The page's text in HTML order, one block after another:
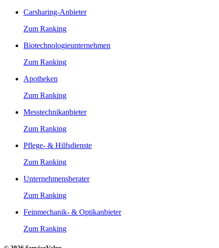
Carsharing-Anbieter
Zum Ranking
Biotechnologieunternehmen
Zum Ranking
Apotheken
Zum Ranking
Messtechnikanbieter
Zum Ranking
Pflege- & Hilfsdienste
Zum Ranking
Unternehmensberater
Zum Ranking
Feinmechanik- & Optikanbieter
Zum Ranking